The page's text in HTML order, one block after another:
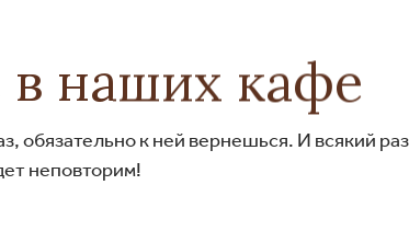
наших кафе
обязательно к ней вернешься. И всякий раз
неповторим!